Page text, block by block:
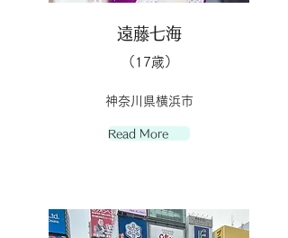
遠藤七海
（17歳）
神奈川県横浜市
Read More